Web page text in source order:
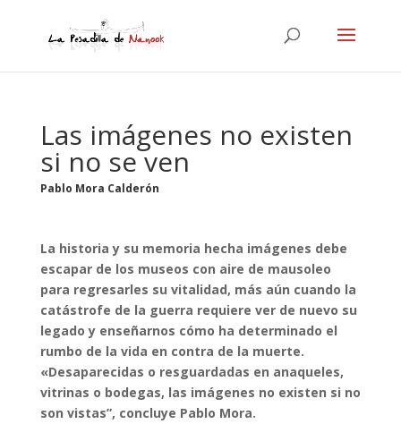
Las imágenes no existen
si no se ven
Pablo Mora Calderón
La historia y su memoria hecha imágenes debe
escapar de los museos con aire de mausoleo
para regresarles su vitalidad, más aún cuando la
catástrofe de la guerra requiere ver de nuevo su
legado y enseñarnos cómo ha determinado el
rumbo de la vida en contra de la muerte.
«Desaparecidas o resguardadas en anaqueles,
vitrinas o bodegas, las imágenes no existen si no
son vistas”, concluye Pablo Mora.